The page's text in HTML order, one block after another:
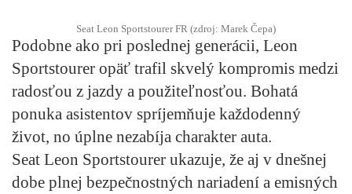
Seat Leon Sportstourer FR (zdroj: Marek Čepa)
Podobne ako pri poslednej generácii, Leon
Sportstourer opäť trafil skvelý kompromis medzi
radosťou z jazdy a použiteľnosťou. Bohatá
ponuka asistentov spríjemňuje každodenný
život, no úplne nezabíja charakter auta.
Seat Leon Sportstourer ukazuje, že aj v dnešnej
dobe plnej bezpečnostných nariadení a emisných